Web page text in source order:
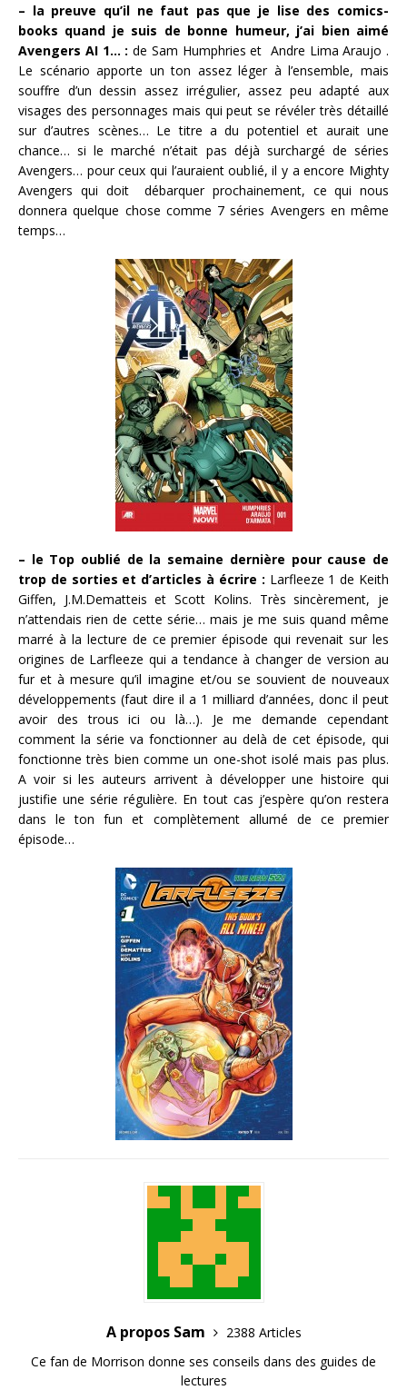
– la preuve qu’il ne faut pas que je lise des comics-
books quand je suis de bonne humeur, j’ai bien aimé
Avengers AI 1… : de Sam Humphries et Andre Lima Araujo .
Le scénario apporte un ton assez léger à l’ensemble, mais
souffre d’un dessin assez irrégulier, assez peu adapté aux
visages des personnages mais qui peut se révéler très détaillé
sur d’autres scènes… Le titre a du potentiel et aurait une
chance… si le marché n’était pas déjà surchargé de séries
Avengers… pour ceux qui l’auraient oublié, il y a encore Mighty
Avengers qui doit débarquer prochainement, ce qui nous
donnera quelque chose comme 7 séries Avengers en même
temps…
– le Top oublié de la semaine dernière pour cause de
trop de sorties et d’articles à écrire : Larfleeze 1 de Keith
Giffen, J.M.Dematteis et Scott Kolins. Très sincèrement, je
n’attendais rien de cette série… mais je me suis quand même
marré à la lecture de ce premier épisode qui revenait sur les
origines de Larfleeze qui a tendance à changer de version au
fur et à mesure qu’il imagine et/ou se souvient de nouveaux
développements (faut dire il a 1 milliard d’années, donc il peut
avoir des trous ici ou là…). Je me demande cependant
comment la série va fonctionner au delà de cet épisode, qui
fonctionne très bien comme un one-shot isolé mais pas plus.
A voir si les auteurs arrivent à développer une histoire qui
justifie une série régulière. En tout cas j’espère qu’on restera
dans le ton fun et complètement allumé de ce premier
épisode…
A propos Sam
2388 Articles
Ce fan de Morrison donne ses conseils dans des guides de
lectures